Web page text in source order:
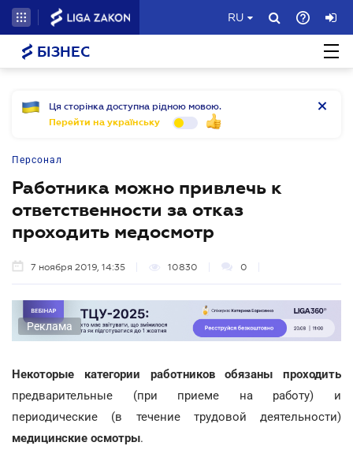
RU
БІЗНЕС
Ця сторінка доступна рідною мовою.
Перейти на українську
Персонал
Работника можно привлечь к
ответственности за отказ
проходить медосмотр
7 ноября 2019, 14:35 10830 0
Реклама
Некоторые категории работников обязаны проходить
предварительные (при приеме на работу) и
периодические (в течение трудовой деятельности)
медицинские осмотры.